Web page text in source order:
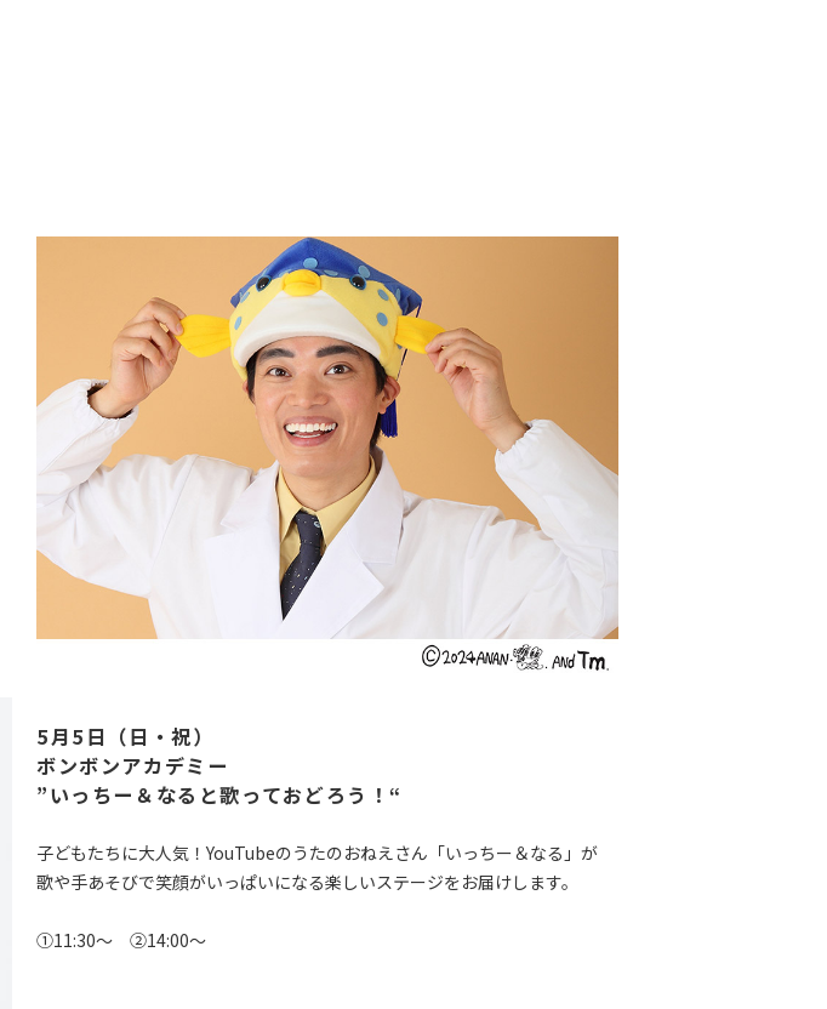
5月5日（日・祝）
ボンボンアカデミー
”いっちー＆なると歌っておどろう！“
子どもたちに大人気！YouTubeのうたのおねえさん「いっちー＆なる」が
歌や手あそびで笑顔がいっぱいになる楽しいステージをお届けします。
①11:30〜 ②14:00〜